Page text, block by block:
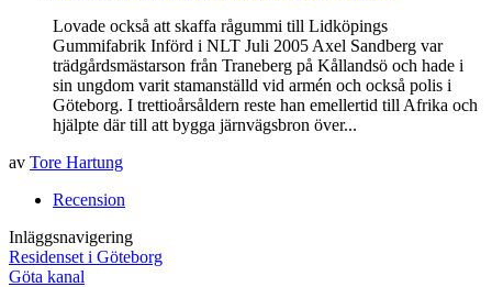
Lovade också att skaffa rågummi till Lidköpings
Gummifabrik Införd i NLT Juli 2005 Axel Sandberg var
trädgårdsmästarson från Traneberg på Kållandsö och hade i
sin ungdom varit stamanställd vid armén och också polis i
Göteborg. I trettioårsåldern reste han emellertid till Afrika och
hjälpte där till att bygga järnvägsbron över...
av Tore Hartung
Recension
Inläggsnavigering
Residenset i Göteborg
Göta kanal